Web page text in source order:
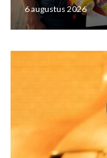
6 augustus 2026